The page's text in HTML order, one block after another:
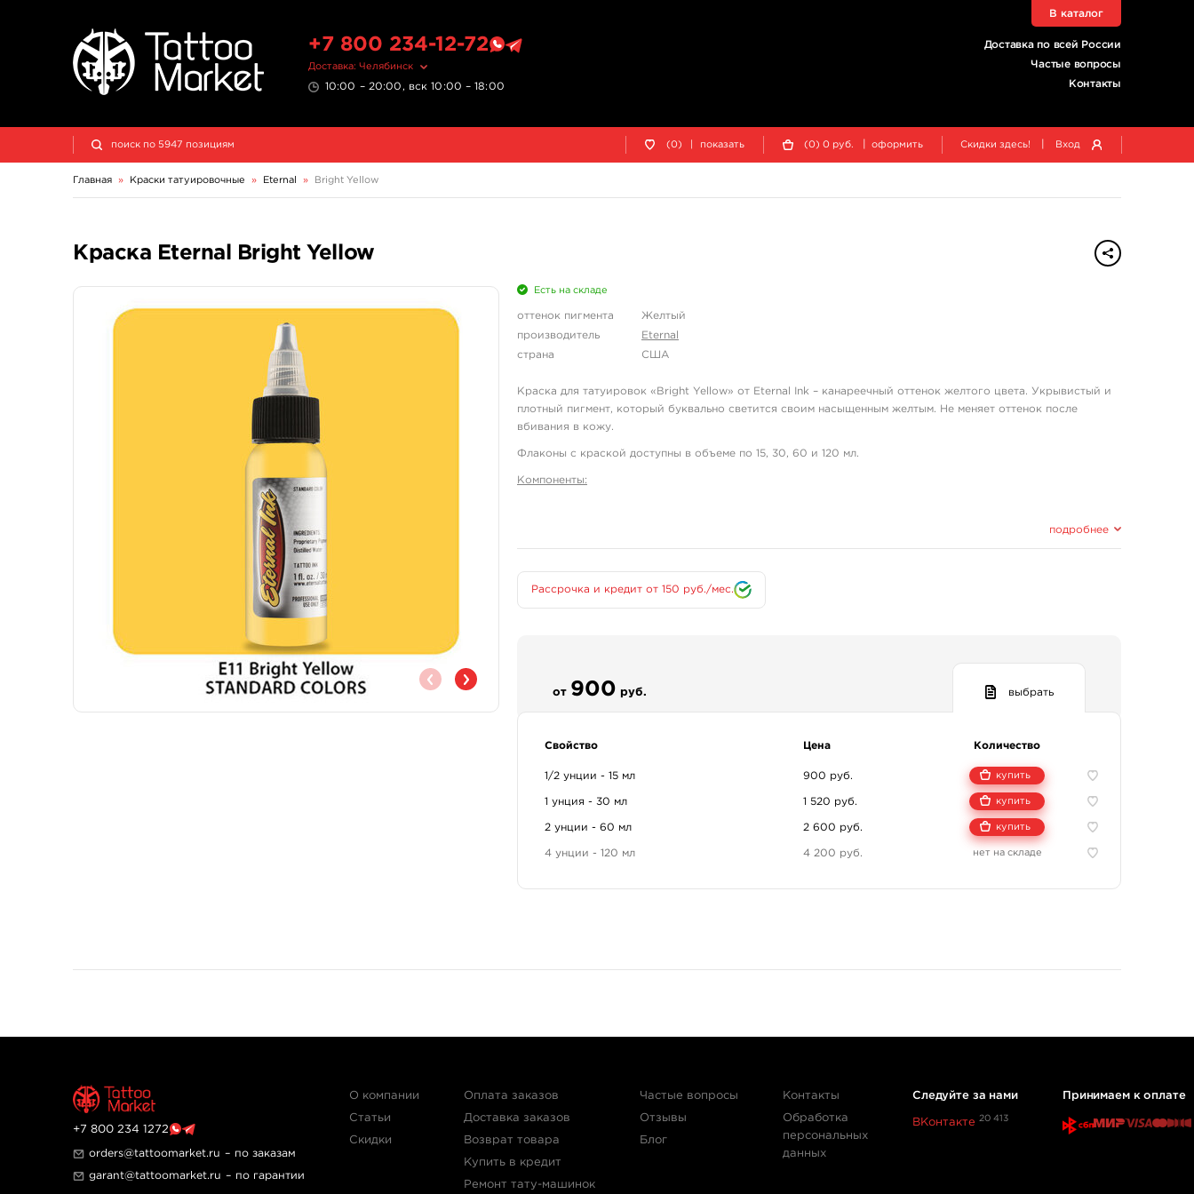
+7 800 234-12-72
Доставка: Челябинск
10:00 – 20:00, вск 10:00 – 18:00
Доставка по всей России
Частые вопросы
Контакты
В каталог
(0) показать (0) 0 руб. оформить Скидки здесь! Вход
Главная » Краски татуировочные » Eternal » Bright Yellow
Краска Eternal Bright Yellow
Есть на складе
оттенок пигмента
Желтый
производитель
Eternal
страна
США
Краска для татуировок «Bright Yellow» от Eternal Ink – канареечный оттенок желтого цвета. Укрывистый и
плотный пигмент, который буквально светится своим насыщенным желтым. Не меняет оттенок после
вбивания в кожу.
Флаконы с краской доступны в объеме по 15, 30, 60 и 120 мл.
Компоненты:
Состав:
Краска производится на американском производстве путем смешивания безопасных пигментов. Набор
пигментов и их пропорции – это главный секрет компании Eternal Ink, который позволяет ей создавать
снимает зуд и помогает увлажнять кожу, ускоряя заживление рисунка.
В качестве разбавителя и стабилизатора пигментов используются спирт и деионизированная вода –
Назначение:
Для татуировок.
Отлично подойдет к каждому рисунку, в котором должен появиться оттенок желтого солнца, цветка, цвета
женских волос или даже кожи портрета. Краска открывает бескрайнее поле для смелых экспериментов.
вбивается под кожу.
подробнее
Рассрочка и кредит от 150 руб./мес.
от 900 руб. выбрать
Свойство Цена Количество
1/2 унции - 15 мл 900 руб. купить
1 унция - 30 мл 1 520 руб. купить
2 унции - 60 мл 2 600 руб. купить
4 унции - 120 мл 4 200 руб. нет на складе
+7 800 234 1272
orders@tattoomarket.ru – по заказам
garant@tattoomarket.ru – по гарантии
О компании
Статьи
Скидки
Оплата заказов
Доставка заказов
Возврат товара
Купить в кредит
Ремонт тату-машинок
Частые вопросы
Отзывы
Блог
Контакты
Обработка
персональных
данных
Следуйте за нами
ВКонтакте 20 413
Принимаем к оплате